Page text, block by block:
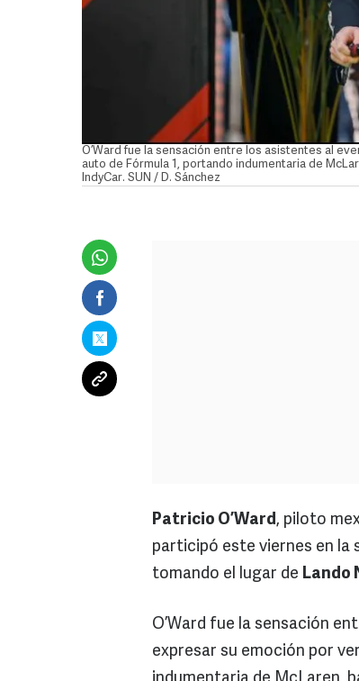
O’Ward fue la sensación entre los asistentes al
auto de Fórmula 1, portando indumentaria de
IndyCar. SUN / D. Sánchez
Patricio O’Ward, piloto
participó este viernes en la
tomando el lugar de Lando
O’Ward fue la sensación
expresar su emoción por